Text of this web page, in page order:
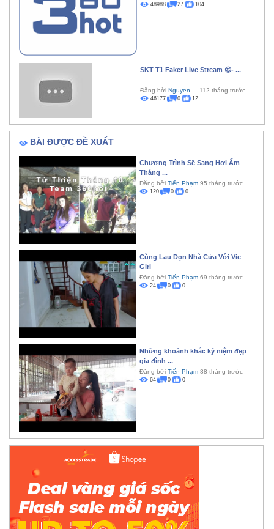
48988 27 104
SKT T1 Faker Live Stream 😍- ...
Đăng bởi Nguyen ... 112 tháng trước
46177 0 12
BÀI ĐƯỢC ĐỀ XUẤT
Chương Trình Sẽ Sang Hơi Ấm
Tháng ...
Đăng bởi Tiến Phạm 95 tháng trước
120 0 0
Cùng Lau Dọn Nhà Cửa Với Vie
Girl
Đăng bởi Tiến Phạm 69 tháng trước
24 0 0
Những khoảnh khắc kỷ niệm đẹp
gia đình ...
Đăng bởi Tiến Phạm 88 tháng trước
64 0 0